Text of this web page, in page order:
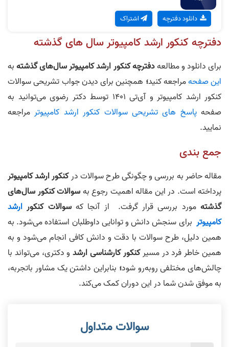
دانلود دفترچه اشتراک
دفترچه کنکور ارشد کامپیوتر سال های گذشته
برای دانلود و مطالعهدفترچه کنکور ارشد کامپیوتر سال‌های گذشتهبه
این صفحه‌مراجعه کنید؛ همچنین برای دیدن جواب تشریحی سوالات
کنکور ارشد کامپیوتر و آی‌تی 1401 توسط دکتر رضوی می‌توانید به
صفحه‌پاسخ های تشریحی سوالات کنکور ارشد کامپیوترمراجعه
نمایید.
جمع بندی
مقاله حاضر به بررسی و چگونگی طرح سوالات درکنکور ارشد کامپیوتر
پرداخته است. در این مقاله اهمیت رجوع بهسوالات کنکور سال‌های
گذشتهمورد بررسی قرار گرفت. از آنجا کهسوالات کنکور ارشد
کامپیوتر برای سنجش دانش و توانایی داوطلبان استفاده می‌شود. به
همین دلیل، طرح سوالات با دقت و دانش کافی انجام می‌شود و به
همین خاطر فرد در مسیرکنکور کارشناسی ارشدو دکتری، می‌تواند با
چالش‌های مختلفی روبه‌رو شود؛ بنابراین داشتن یک مشاور باتجربه،
به موفق شدن شما در این دوران کمک می‌کند.